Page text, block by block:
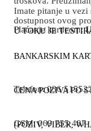
Imate pitanje u
dostupnost ovog
Plaćanje karticom:
U TOKU JE
BANKARSKIM
Telefon: 036
CENA POZIVA PO
GSM: 069 755 487
(POZIV, VIBER,